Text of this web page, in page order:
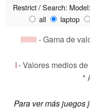
Restrict / Search: Model:
all
laptop
- Gama de
- Valores medios
*
Para ver más juegos